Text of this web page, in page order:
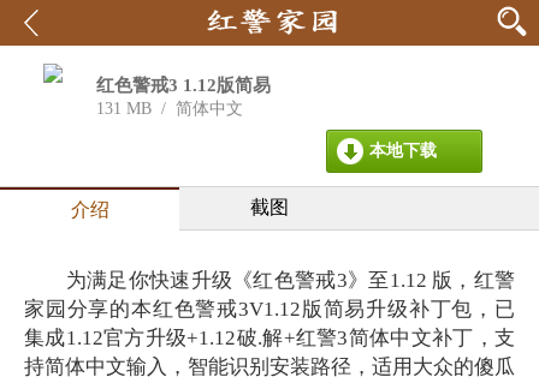
红色警戒3 1.12版简易
升级补丁包
131 MB / 简体中文
本地下载
介绍 截图
为满足你快速升级《红色警戒3》至1.12 版，红警
家园分享的本红色警戒3V1.12版简易升级补丁包，已
集成1.12官方升级+1.12破.解+红警3简体中文补丁，支
持简体中文输入，智能识别安装路径，适用大众的傻瓜